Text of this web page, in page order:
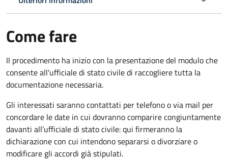
Come fare
Il procedimento ha inizio con la presentazione del modulo che
consente all'ufficiale di stato civile di raccogliere tutta la
documentazione necessaria.
Gli interessati saranno contattati per telefono o via mail per
concordare le date in cui dovranno comparire congiuntamente
davanti all’ufficiale di stato civile: qui firmeranno la
dichiarazione con cui intendono separarsi o divorziare o
modificare gli accordi già stipulati.